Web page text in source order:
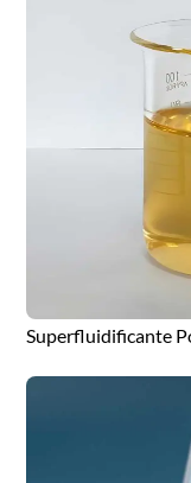
Superfluidificante